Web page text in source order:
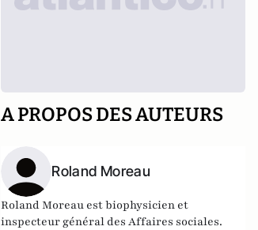
A PROPOS DES AUTEURS
Roland Moreau
Roland Moreau est biophysicien et
inspecteur général des Affaires sociales.